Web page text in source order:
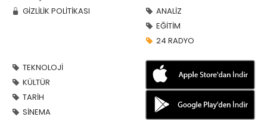
GİZLİLİK POLİTİKASI
ANALİZ
EĞİTİM
24 RADYO
TEKNOLOJİ
KÜLTÜR
TARİH
SİNEMA